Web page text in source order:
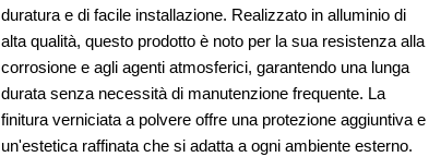
duratura e di facile installazione. Realizzato in alluminio di
alta qualità, questo prodotto è noto per la sua resistenza alla
corrosione e agli agenti atmosferici, garantendo una lunga
durata senza necessità di manutenzione frequente. La
finitura verniciata a polvere offre una protezione aggiuntiva e
un'estetica raffinata che si adatta a ogni ambiente esterno.